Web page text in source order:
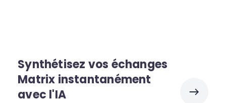
Synthétisez vos échanges
Matrix instantanément
avec l'IA